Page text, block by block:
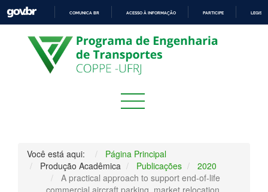
PARA
O
CONTEÚDO
COMUNICA BR ACESSO À INFORMAÇÃO PARTICIPE
Você está aqui:
Página Principal
Produção Acadêmica
Publicações
2020
A practical approach to support end-of-life